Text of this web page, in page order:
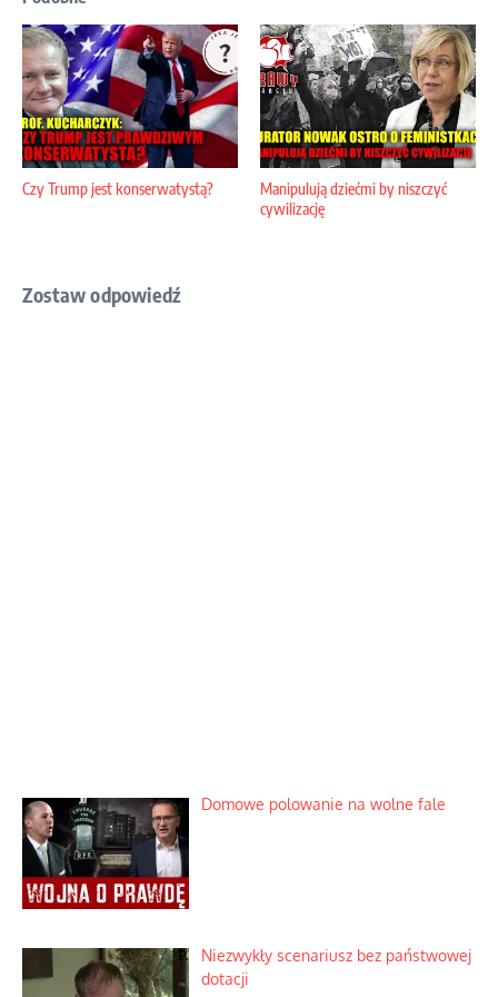
Czy Trump jest konserwatystą?
Manipulują dziećmi by niszczyć
cywilizację
Zostaw odpowiedź
Domowe polowanie na wolne fale
Niezwykły scenariusz bez państwowej
dotacji